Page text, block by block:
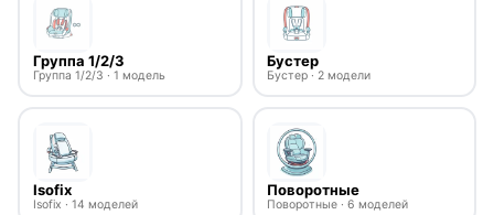
Группа 1/2/3
Группа 1/2/3 · 1 модель
Бустер
Бустер · 2 модели
Isofix
Isofix · 14 моделей
Поворотные
Поворотные · 6 моделей